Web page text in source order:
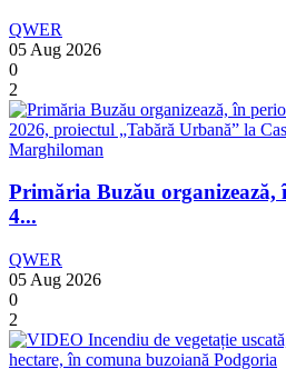
QWER
05 Aug 2026
0
2
Primăria Buzău organizează,
4...
QWER
05 Aug 2026
0
2